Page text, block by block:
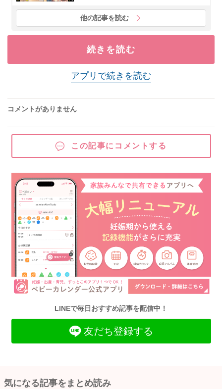
他の記事を読む
続きを読む
アプリで続きを読む
コメントがありません
この記事にコメントする
LINEで毎日おすすめ記事を配信中！
友だち登録する
気になる記事をまとめ読み